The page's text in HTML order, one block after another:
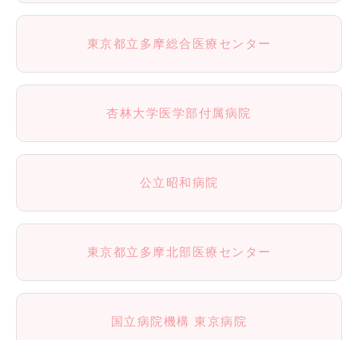
東京都立多摩総合医療センター
杏林大学医学部付属病院
公立昭和病院
東京都立多摩北部医療センター
国立病院機構 東京病院